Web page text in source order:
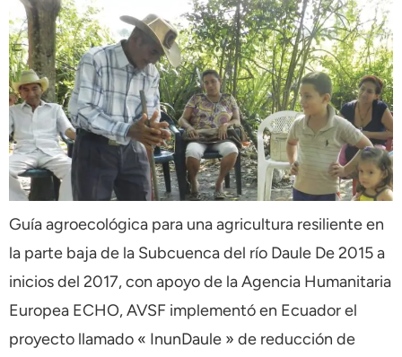
Guía agroecológica para una agricultura resiliente en
la parte baja de la Subcuenca del río Daule De 2015 a
inicios del 2017, con apoyo de la Agencia Humanitaria
Europea ECHO, AVSF implementó en Ecuador el
proyecto llamado « InunDaule » de reducción de